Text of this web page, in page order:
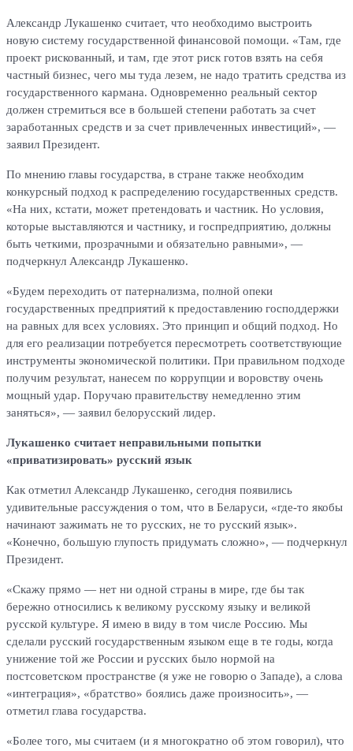
Александр Лукашенко считает, что необходимо выстроить
новую систему государственной финансовой помощи. «Там, где
проект рискованный, и там, где этот риск готов взять на себя
частный бизнес, чего мы туда лезем, не надо тратить средства из
государственного кармана. Одновременно реальный сектор
должен стремиться все в большей степени работать за счет
заработанных средств и за счет привлеченных инвестиций», —
заявил Президент.
По мнению главы государства, в стране также необходим
конкурсный подход к распределению государственных средств.
«На них, кстати, может претендовать и частник. Но условия,
которые выставляются и частнику, и госпредприятию, должны
быть четкими, прозрачными и обязательно равными», —
подчеркнул Александр Лукашенко.
«Будем переходить от патернализма, полной опеки
государственных предприятий к предоставлению господдержки
на равных для всех условиях. Это принцип и общий подход. Но
для его реализации потребуется пересмотреть соответствующие
инструменты экономической политики. При правильном подходе
получим результат, нанесем по коррупции и воровству очень
мощный удар. Поручаю правительству немедленно этим
заняться», — заявил белорусский лидер.
Лукашенко считает неправильными попытки
«приватизировать» русский язык
Как отметил Александр Лукашенко, сегодня появились
удивительные рассуждения о том, что в Беларуси, «где-то якобы
начинают зажимать не то русских, не то русский язык».
«Конечно, бoльшую глупость придумать сложно», — подчеркнул
Президент.
«Скажу прямо — нет ни одной страны в мире, где бы так
бережно относились к великому русскому языку и великой
русской культуре. Я имею в виду в том числе Россию. Мы
сделали русский государственным языком еще в те годы, когда
унижение той же России и русских было нормой на
постсоветском пространстве (я уже не говорю о Западе), а слова
«интеграция», «братство» боялись даже произносить», —
отметил глава государства.
«Более того, мы считаем (и я многократно об этом говорил), что